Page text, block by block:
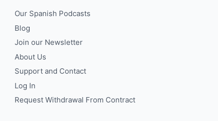
Our Spanish Podcasts
Blog
Join our Newsletter
About Us
Support and Contact
Log In
Request Withdrawal From Contract